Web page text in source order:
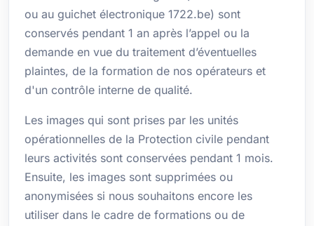
ou au guichet électronique 1722.be) sont
conservés pendant 1 an après l’appel ou la
demande en vue du traitement d’éventuelles
plaintes, de la formation de nos opérateurs et
d'un contrôle interne de qualité.
Les images qui sont prises par les unités
opérationnelles de la Protection civile pendant
leurs activités sont conservées pendant 1 mois.
Ensuite, les images sont supprimées ou
anonymisées si nous souhaitons encore les
utiliser dans le cadre de formations ou de